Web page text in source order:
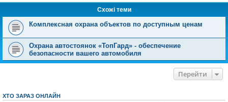
Схожі теми
Комплексная охрана объектов по доступным ценам
Охрана автостоянок «ТопГард» - обеспечение
безопасности вашего автомобиля
Перейти
ХТО ЗАРАЗ ОНЛАЙН